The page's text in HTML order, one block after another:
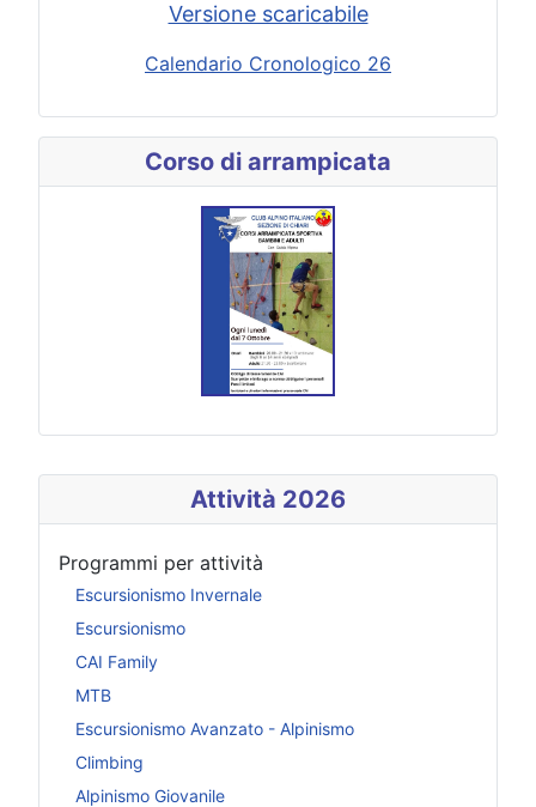
Attività 2026
Programmi per attività
Escursionismo Invernale
Escursionismo
CAI Family
MTB
Escursionismo Avanzato - Alpinismo
Climbing
Alpinismo Giovanile
Versione scaricabile
Calendario Cronologico 26
Corso di arrampicata